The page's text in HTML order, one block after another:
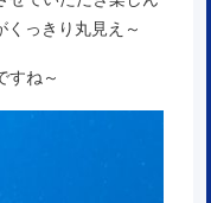
っきり丸見え～
すね～